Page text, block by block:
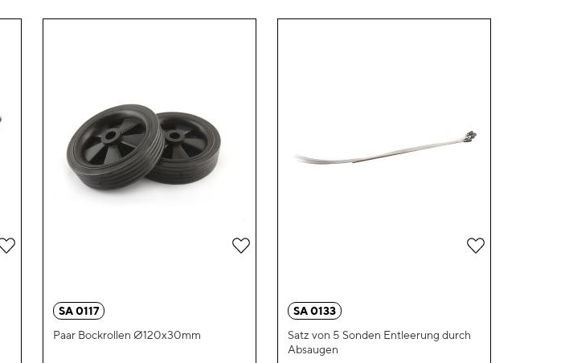
Zur
hinzufügen
SA 0117
Paar Bockrollen Ø120x30mm
Zur
hinzufügen
SA 0133
Satz von 5 Sonden Entleerung durch
Absaugen
Zur